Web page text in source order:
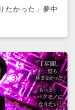
たかった」夢中